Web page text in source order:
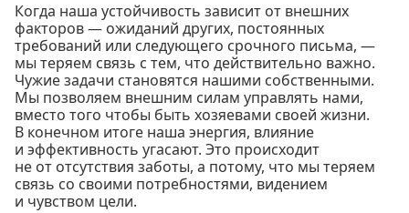
Когда наша устойчивость зависит от внешних
факторов — ожиданий других, постоянных
требований или следующего срочного письма, —
мы теряем связь с тем, что действительно важно.
Чужие задачи становятся нашими собственными.
Мы позволяем внешним силам управлять нами,
вместо того чтобы быть хозяевами своей жизни.
В конечном итоге наша энергия, влияние
и эффективность угасают. Это происходит
не от отсутствия заботы, а потому, что мы теряем
связь со своими потребностями, видением
и чувством цели.